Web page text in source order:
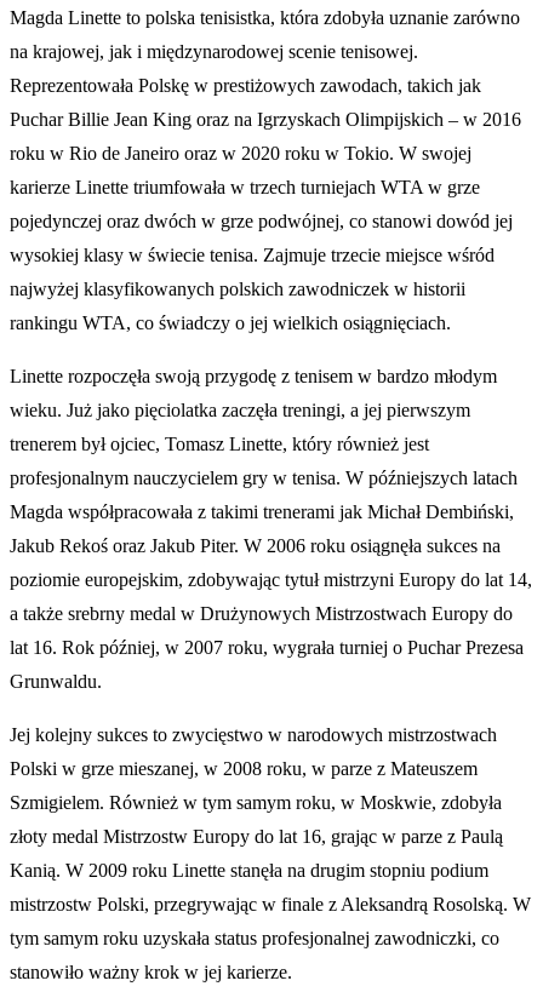
Magda Linette to polska tenisistka, która zdobyła uznanie zarówno
na krajowej, jak i międzynarodowej scenie tenisowej.
Reprezentowała Polskę w prestiżowych zawodach, takich jak
Puchar Billie Jean King oraz na Igrzyskach Olimpijskich – w 2016
roku w Rio de Janeiro oraz w 2020 roku w Tokio. W swojej
karierze Linette triumfowała w trzech turniejach WTA w grze
pojedynczej oraz dwóch w grze podwójnej, co stanowi dowód jej
wysokiej klasy w świecie tenisa. Zajmuje trzecie miejsce wśród
najwyżej klasyfikowanych polskich zawodniczek w historii
rankingu WTA, co świadczy o jej wielkich osiągnięciach.
Linette rozpoczęła swoją przygodę z tenisem w bardzo młodym
wieku. Już jako pięciolatka zaczęła treningi, a jej pierwszym
trenerem był ojciec, Tomasz Linette, który również jest
profesjonalnym nauczycielem gry w tenisa. W późniejszych latach
Magda współpracowała z takimi trenerami jak Michał Dembiński,
Jakub Rekoś oraz Jakub Piter. W 2006 roku osiągnęła sukces na
poziomie europejskim, zdobywając tytuł mistrzyni Europy do lat 14,
a także srebrny medal w Drużynowych Mistrzostwach Europy do
lat 16. Rok później, w 2007 roku, wygrała turniej o Puchar Prezesa
Grunwaldu.
Jej kolejny sukces to zwycięstwo w narodowych mistrzostwach
Polski w grze mieszanej, w 2008 roku, w parze z Mateuszem
Szmigielem. Również w tym samym roku, w Moskwie, zdobyła
złoty medal Mistrzostw Europy do lat 16, grając w parze z Paulą
Kanią. W 2009 roku Linette stanęła na drugim stopniu podium
mistrzostw Polski, przegrywając w finale z Aleksandrą Rosolską. W
tym samym roku uzyskała status profesjonalnej zawodniczki, co
stanowiło ważny krok w jej karierze.